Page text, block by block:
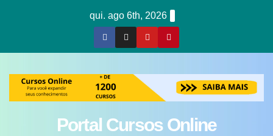
qui. ago 6th, 2026
Portal Cursos Online